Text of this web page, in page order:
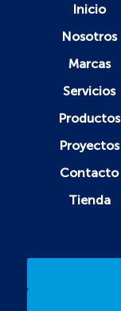
Inicio
Nosotros
Marcas
Servicios
Productos
Proyectos
Contacto
Tienda